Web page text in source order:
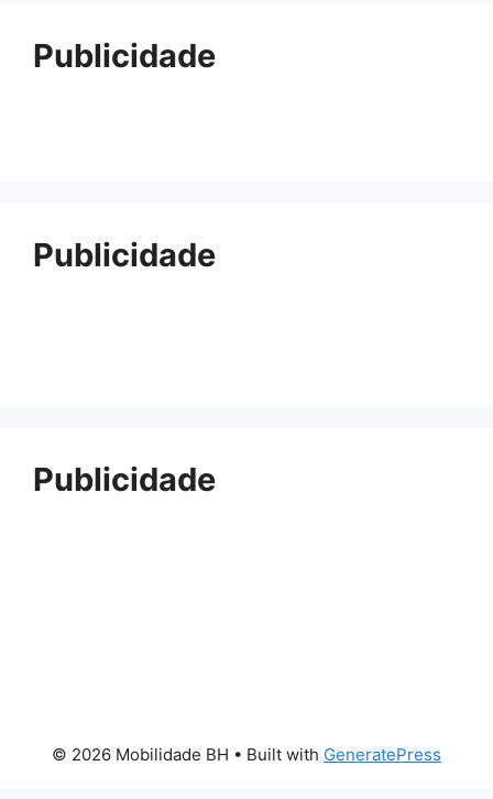
Publicidade
Publicidade
Publicidade
© 2026 Mobilidade BH • Built with GeneratePress